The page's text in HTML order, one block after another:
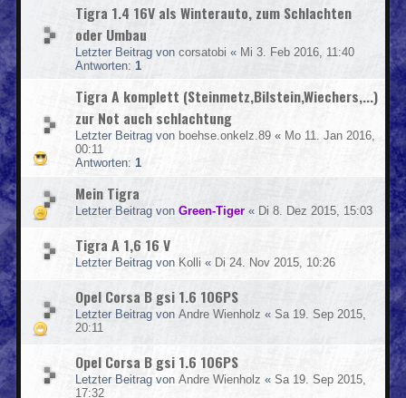
Tigra 1.4 16V als Winterauto, zum Schlachten
oder Umbau
Letzter Beitrag von corsatobi « Mi 3. Feb 2016, 11:40
Antworten: 1
Tigra A komplett (Steinmetz,Bilstein,Wiechers,...)
zur Not auch schlachtung
Letzter Beitrag von boehse.onkelz.89 « Mo 11. Jan 2016,
00:11
Antworten: 1
Mein Tigra
Letzter Beitrag von Green-Tiger « Di 8. Dez 2015, 15:03
Tigra A 1,6 16 V
Letzter Beitrag von Kolli « Di 24. Nov 2015, 10:26
Opel Corsa B gsi 1.6 106PS
Letzter Beitrag von Andre Wienholz « Sa 19. Sep 2015,
20:11
Opel Corsa B gsi 1.6 106PS
Letzter Beitrag von Andre Wienholz « Sa 19. Sep 2015,
17:32